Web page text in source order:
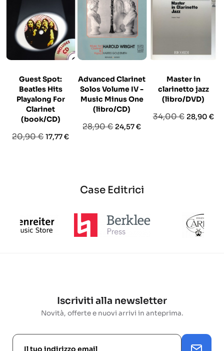
Guest Spot:
Beatles Hits
Playalong For
Clarinet
(book/CD)
Prezzo
20,90 €Prezzo
17,77 €
Advanced Clarinet
Solos Volume IV -
Music Minus One
(libro/CD)
Prezzo
28,90 € Prezzo
24,57 €
Master in
clarinetto jazz
(libro/DVD)
Prezzo
34,00 € Prezzo
28,90 €
Case Editrici
Iscriviti alla newsletter
Novità, offerte e nuovi arrivi in anteprima.